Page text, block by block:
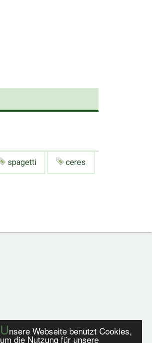
Unsere Webseite benutzt Cookies,
um die Nutzung für unsere
spagetti ceres